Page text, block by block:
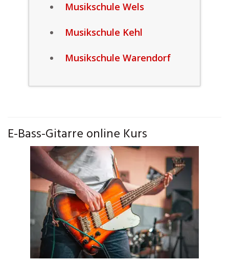
Musikschule Wels
Musikschule Kehl
Musikschule Warendorf
E-Bass-Gitarre online Kurs